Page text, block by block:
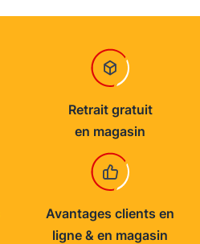
Retrait gratuit
en magasin
Avantages clients en
ligne & en magasin